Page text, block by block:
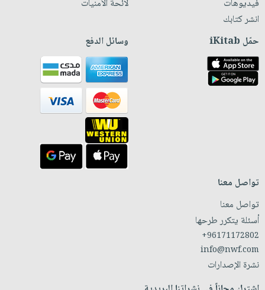
فيديوهات
انشر كتابك
لائحة الأمنيات
حمّل iKitab وسائل الدفع
تواصل معنا
تواصل معنا
أسئلة يتكرر طرحها
+96171172802
info@nwf.com
نشرة الإصدارات